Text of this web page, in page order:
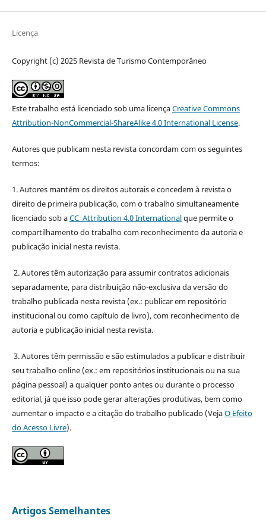
Licença
Copyright (c) 2025 Revista de Turismo Contemporâneo
Este trabalho está licenciado sob uma licençaCreative Commons
Attribution-NonCommercial-ShareAlike 4.0 International License.
Autores que publicam nesta revista concordam com os seguintes
termos:
1. Autores mantém os direitos autorais e concedem à revista o
direito de primeira publicação, com o trabalho simultaneamente
licenciado sob aCC Attribution 4.0 Internationalque permite o
compartilhamento do trabalho com reconhecimento da autoria e
publicação inicial nesta revista.
2. Autores têm autorização para assumir contratos adicionais
separadamente, para distribuição não-exclusiva da versão do
trabalho publicada nesta revista (ex.: publicar em repositório
institucional ou como capítulo de livro), com reconhecimento de
autoria e publicação inicial nesta revista.
3. Autores têm permissão e são estimulados a publicar e distribuir
seu trabalho online (ex.: em repositórios institucionais ou na sua
página pessoal) a qualquer ponto antes ou durante o processo
editorial, já que isso pode gerar alterações produtivas, bem como
aumentar o impacto e a citação do trabalho publicado (VejaO Efeito
do Acesso Livre).
Artigos Semelhantes